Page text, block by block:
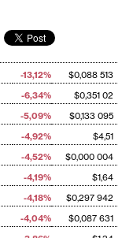
-13,12%
$0,088 513
-6,34%
$0,351 02
-5,09%
$0,133 095
-4,92%
$4,51
-4,52%
$0,000 004
-4,19%
$1,64
-4,18%
$0,297 942
-4,04%
$0,087 631